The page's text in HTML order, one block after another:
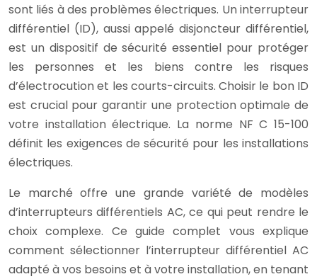
sont liés à des problèmes électriques. Un interrupteur
différentiel (ID), aussi appelé disjoncteur différentiel,
est un dispositif de sécurité essentiel pour protéger
les personnes et les biens contre les risques
d’électrocution et les courts-circuits. Choisir le bon ID
est crucial pour garantir une protection optimale de
votre installation électrique. La norme NF C 15-100
définit les exigences de sécurité pour les installations
électriques.
Le marché offre une grande variété de modèles
d’interrupteurs différentiels AC, ce qui peut rendre le
choix complexe. Ce guide complet vous explique
comment sélectionner l’interrupteur différentiel AC
adapté à vos besoins et à votre installation, en tenant